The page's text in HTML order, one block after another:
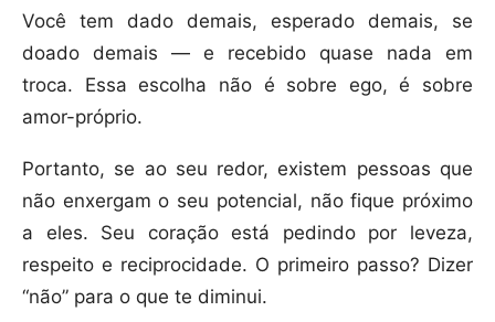
Você tem dado demais, esperado demais, se
doado demais — e recebido quase nada em
troca. Essa escolha não é sobre ego, é sobre
amor-próprio.
Portanto, se ao seu redor, existem pessoas que
não enxergam o seu potencial, não fique próximo
a eles. Seu coração está pedindo por leveza,
respeito e reciprocidade. O primeiro passo? Dizer
“não” para o que te diminui.